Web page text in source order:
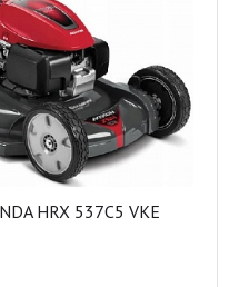
HRX 537C5 VKE